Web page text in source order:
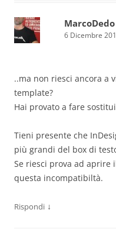
MarcoDedo
6 Dicembre
..ma non riesci ancora a
template?
Hai provato a fare
Tieni presente che
più grandi del box di
Se riesci prova ad aprire
questa incompatibiltà.
Rispondi ↓